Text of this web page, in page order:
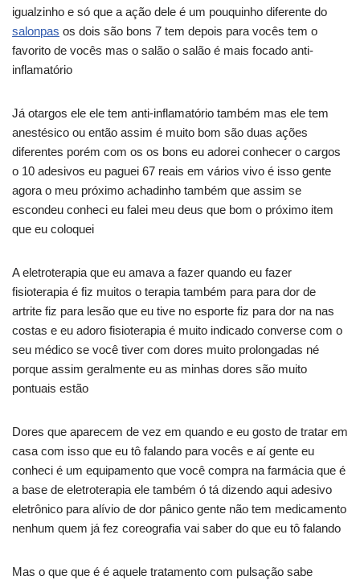
igualzinho e só que a ação dele é um pouquinho diferente do
salonpas os dois são bons 7 tem depois para vocês tem o
favorito de vocês mas o salão o salão é mais focado anti-
inflamatório
Já otargos ele ele tem anti-inflamatório também mas ele tem
anestésico ou então assim é muito bom são duas ações
diferentes porém com os os bons eu adorei conhecer o cargos
o 10 adesivos eu paguei 67 reais em vários vivo é isso gente
agora o meu próximo achadinho também que assim se
escondeu conheci eu falei meu deus que bom o próximo item
que eu coloquei
A eletroterapia que eu amava a fazer quando eu fazer
fisioterapia é fiz muitos o terapia também para para dor de
artrite fiz para lesão que eu tive no esporte fiz para dor na nas
costas e eu adoro fisioterapia é muito indicado converse com o
seu médico se você tiver com dores muito prolongadas né
porque assim geralmente eu as minhas dores são muito
pontuais estão
Dores que aparecem de vez em quando e eu gosto de tratar em
casa com isso que eu tô falando para vocês e aí gente eu
conheci é um equipamento que você compra na farmácia que é
a base de eletroterapia ele também ó tá dizendo aqui adesivo
eletrônico para alívio de dor pânico gente não tem medicamento
nenhum quem já fez coreografia vai saber do que eu tô falando
Mas o que que é é aquele tratamento com pulsação sabe